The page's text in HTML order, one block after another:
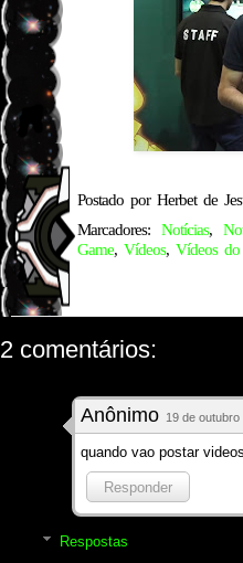
Postado por Herbet de
Marcadores: Notícias,
Game, Vídeos, Vídeos
2 comentários:
Anônimo 19 de
quando vao postar
Responder
Respostas